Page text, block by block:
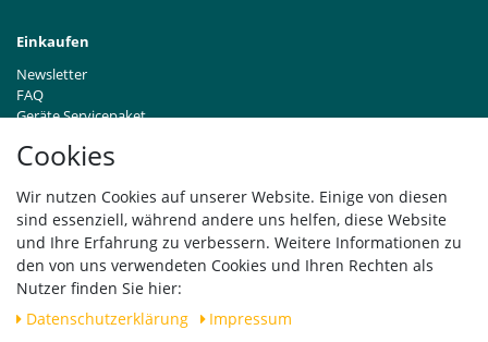
Cookies
Wir nutzen Cookies auf unserer Website. Einige von diesen
sind essenziell, während andere uns helfen, diese Website
und Ihre Erfahrung zu verbessern. Weitere Informationen zu
den von uns verwendeten Cookies und Ihren Rechten als
Nutzer finden Sie hier:
Daten­schutz­erklärung
Impressum
Einkaufen
Newsletter
FAQ
Geräte Servicepaket
Händleranfragen B2B
Widerrufsrecht
Vertrag widerrufen
Versand